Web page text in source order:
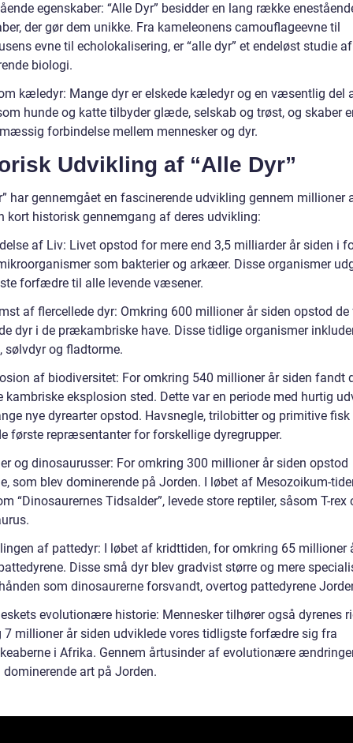
egenskaber: “Alle Dyr” besidder en lang række
der gør dem unikke. Fra kameleonens camouflageevne til
evne til echolokalisering, er “alle dyr” et endeløst studie af
biologi.
kæledyr: Mange dyr er elskede kæledyr og en væsentlig del
hunde og katte tilbyder glæde, selskab og trøst, og skaber
forbindelse mellem mennesker og dyr.
Udvikling af “Alle Dyr”
har gennemgået en fascinerende udvikling gennem millioner
kort historisk gennemgang af deres udvikling:
af Liv: Livet opstod for mere end 3,5 milliarder år siden i
som bakterier og arkæer. Disse organismer
forfædre til alle levende væsener.
af flercellede dyr: Omkring 600 millioner år siden opstod de
dyr i de prækambriske have. Disse tidlige organismer
sølvdyr og fladtorme.
af biodiversitet: For omkring 540 millioner år siden fandt
kambriske eksplosion sted. Dette var en periode med hurtig
nye dyrearter opstod. Havsnegle, trilobitter og primitive fisk
første repræsentanter for forskellige dyregrupper.
og dinosaurusser: For omkring 300 millioner år siden opstod
som blev dominerende på Jorden. I løbet af Mesozoikum-
“Dinosaurernes Tidsalder”, levede store reptiler, såsom T-rex
af pattedyr: I løbet af kridttiden, for omkring 65 millioner
Disse små dyr blev gradvist større og mere
som dinosaurerne forsvandt, overtog pattedyrene
evolutionære historie: Mennesker tilhører også dyrenes
7 millioner år siden udviklede vores tidligste forfædre sig fra
i Afrika. Gennem årtusinder af evolutionære
dominerende art på Jorden.